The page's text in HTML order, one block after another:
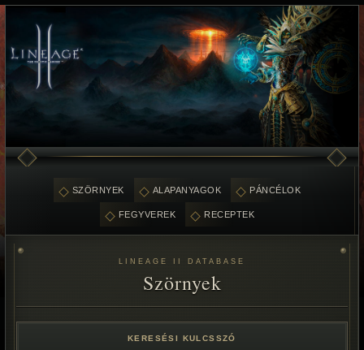
SZÖRNYEK ALAPANYAGOK PÁNCÉLOK
FEGYVEREK RECEPTEK
LINEAGE II DATABASE
Szörnyek
KERESÉSI KULCSSZÓ